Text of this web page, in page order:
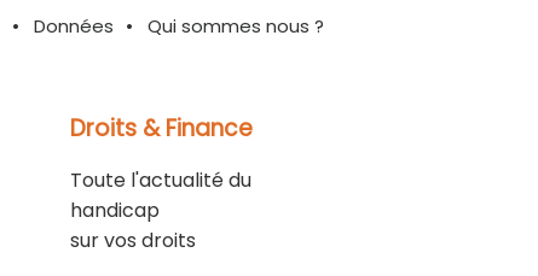
Données Qui sommes nous ?
Droits & Finance
Toute l'actualité du
handicap
sur vos droits